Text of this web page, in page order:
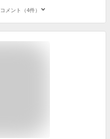
メント（4件）